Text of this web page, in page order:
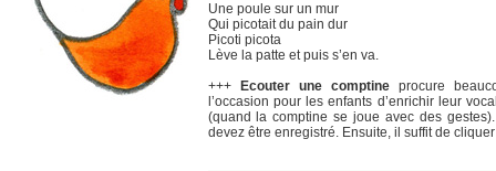
Une poule sur un mur
Qui picotait du pain dur
Picoti picota
Lève la patte et puis s’en va.
+++
Ecouter une comptineprocure
l’occasion pour les enfants d’enrichir leur
(quand la comptine se joue avec des
devez être enregistré. Ensuite, il suffit de